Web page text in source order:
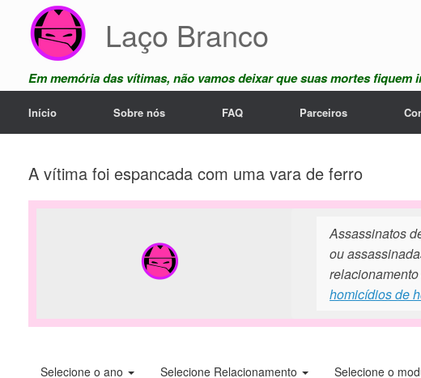
content
Laço Branco
Em memória das vítimas, não vamos deixar que suas mortes fiquem
Início Sobre nós FAQ Parceiros
A vítima foi espancada com uma vara de ferro
Assassinatos
ou
homicídios de